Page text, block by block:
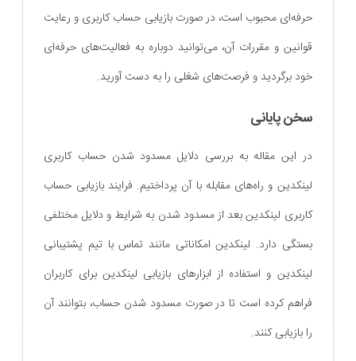
حرفه‌ای محبوب است، در صورت بازیابی حساب کاربری و رعایت
قوانین و مقررات آن، می‌توانید دوباره به فعالیت‌های حرفه‌ای
خود برگردید و فرصت‌های شغلی را به دست آورید.
سخن پایانی
در این مقاله به بررسی دلایل مسدود شدن حساب کاربری
لینکدین و راه‌های مقابله با آن پرداختیم. فرایند بازیابی حساب
کاربری لینکدین بعد از مسدود شدن به شرایط و دلایل مختلفی
بستگی دارد. لینکدین امکاناتی مانند تماس با تیم پشتیبانی
لینکدین و استفاده از ابزارهای بازیابی لینکدین برای کاربران
فراهم کرده است تا در صورت مسدود شدن حساب، بتوانند آن
را بازیابی کنند.